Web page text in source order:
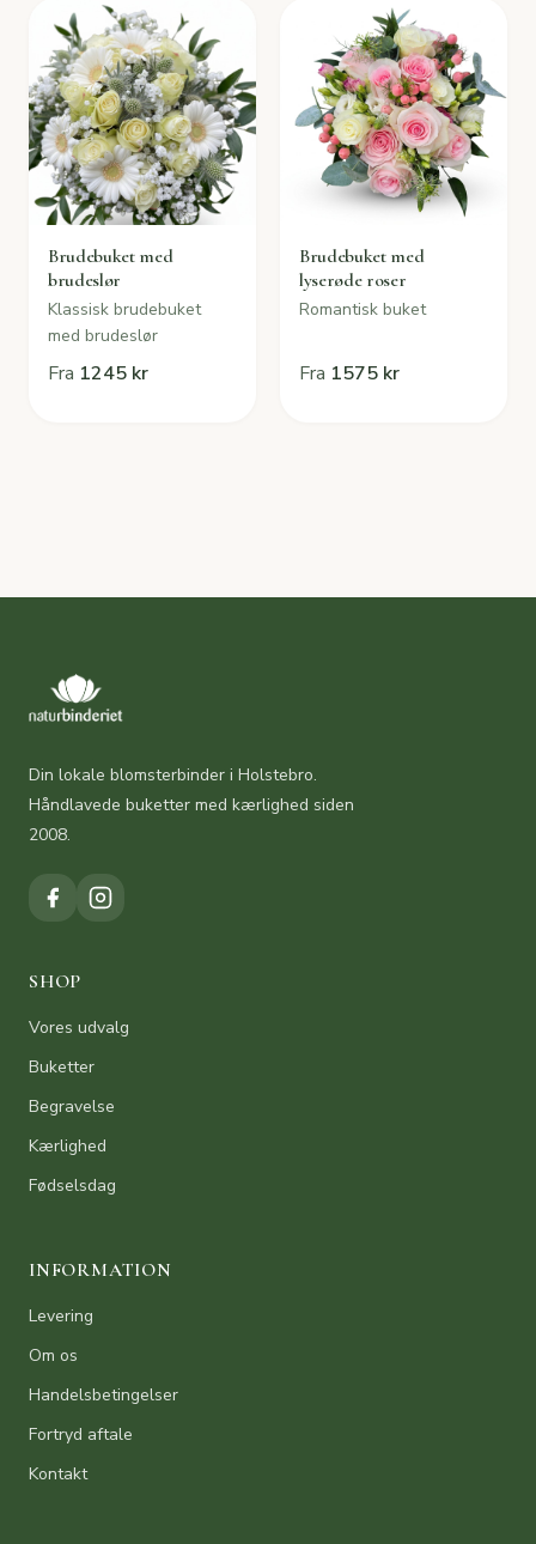
Brudebuket med
brudeslør
Klassisk brudebuket
med brudeslør
Fra 1245 kr
Brudebuket med
lyserøde roser
Romantisk buket
Fra 1575 kr
Din lokale blomsterbinder i Holstebro.
Håndlavede buketter med kærlighed siden
2008.
SHOP
Vores udvalg
Buketter
Begravelse
Kærlighed
Fødselsdag
INFORMATION
Levering
Om os
Handelsbetingelser
Fortryd aftale
Kontakt